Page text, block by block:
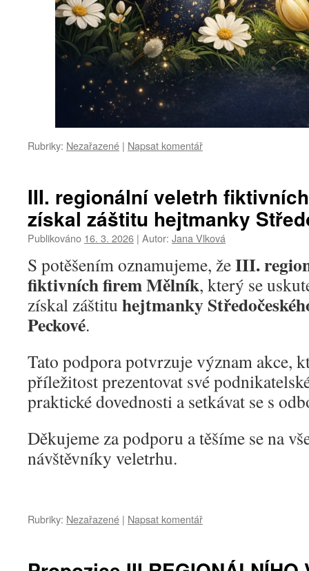
Rubriky: Nezařazené | Napsat komentář
III. regionální veletrh
získal záštitu hejtmanky
Publikováno 16. 3. 2026 | Autor: Jana Vlková
S potěšením oznamujeme, žeIII.
fiktivních firem Mělník, který se
získal záštitu hejtmanky
Peckové.
Tato podpora potvrzuje význam akce,
příležitost prezentovat své
praktické dovednosti a setkávat se s
Děkujeme za podporu a těšíme se na
návštěvníky veletrhu.
Rubriky: Nezařazené | Napsat komentář